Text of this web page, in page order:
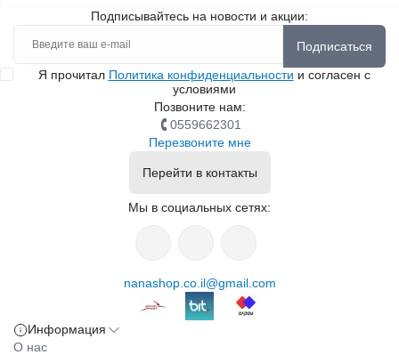
Подписывайтесь на новости и акции:
Подписаться
Я прочитал Политика конфиденциальности и согласен с
условиями
Позвоните нам:
0559662301
Перезвоните мне
Перейти в контакты
Мы в социальных сетях:
nanashop.co.il@gmail.com
Информация
О нас